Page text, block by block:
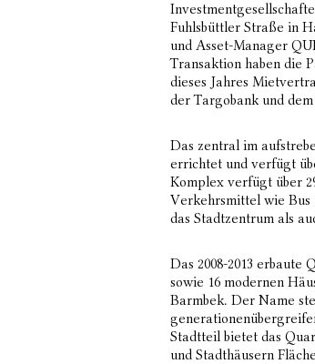
Fuhlsbüttler Straße in
und Asset-Manager
Transaktion haben die
dieses Jahres
der Targobank und
Das zentral im
errichtet und verfügt
Komplex verfügt über
Verkehrsmittel wie Bus
das Stadtzentrum als
Das 2008-2013 erbaute
sowie 16 modernen
Barmbek. Der Name
Stadtteil bietet das
und Stadthäusern